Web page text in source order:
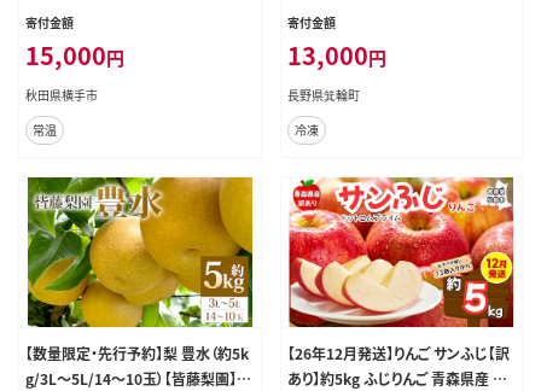
（約12～20玉） 喜三郎農園 [先行予
果物 フルーツ 贈答用]
寄付金額
15,000円
秋田県横手市
常温
牛乳 信州 アイス スイーツ ひんやり
タチオ アーモンド チョコレート
寄付金額
13,000円
長野県箕輪町
冷凍
【数量限定・先行予約】梨 豊水（約5k
g/3L～5L/14～10玉）【皆藤梨園】【8
【26年12月発送】りんご サンふじ【訳
あり】約5kg ふじりんご 青森県産 青